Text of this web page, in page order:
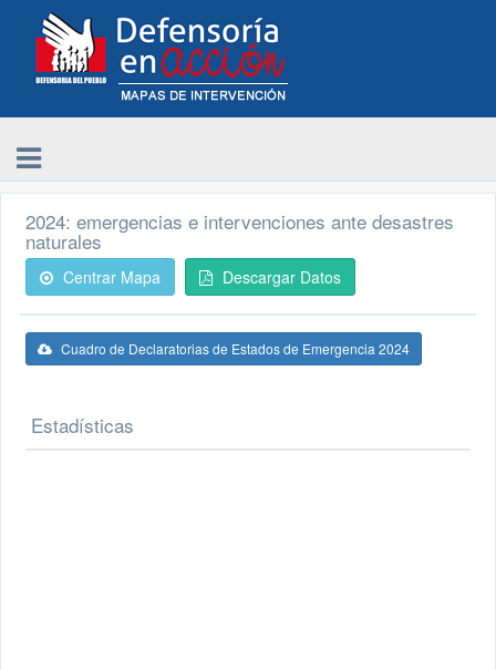
2024: emergencias e intervenciones ante desastres
naturales
Centrar Mapa Descargar Datos
Cuadro de Declaratorias de Estados de Emergencia 2024
Estadísticas